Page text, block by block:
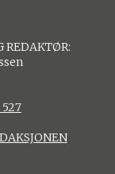
REDAKTØR:
527